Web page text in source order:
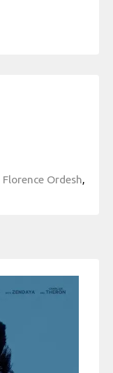
Florence Ordesh,